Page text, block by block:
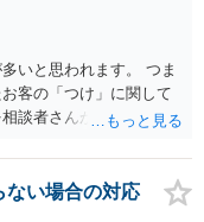
いと思われます。 つま
客の「つけ」に関して
談者さんが（回収し
で、支払い義務はある
などの方法で取り立てる
拠を保存し警察にご相
ない場合の対応